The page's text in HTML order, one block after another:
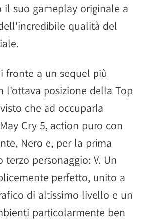
il suo gameplay originale a
qualità del
fronte a un sequel più
l'ottava posizione della Top
che ad occuparla
Cry 5, action puro con
Nero e, per la prima
personaggio: V. Un
perfetto, unito a
di altissimo livello e un
particolarmente ben